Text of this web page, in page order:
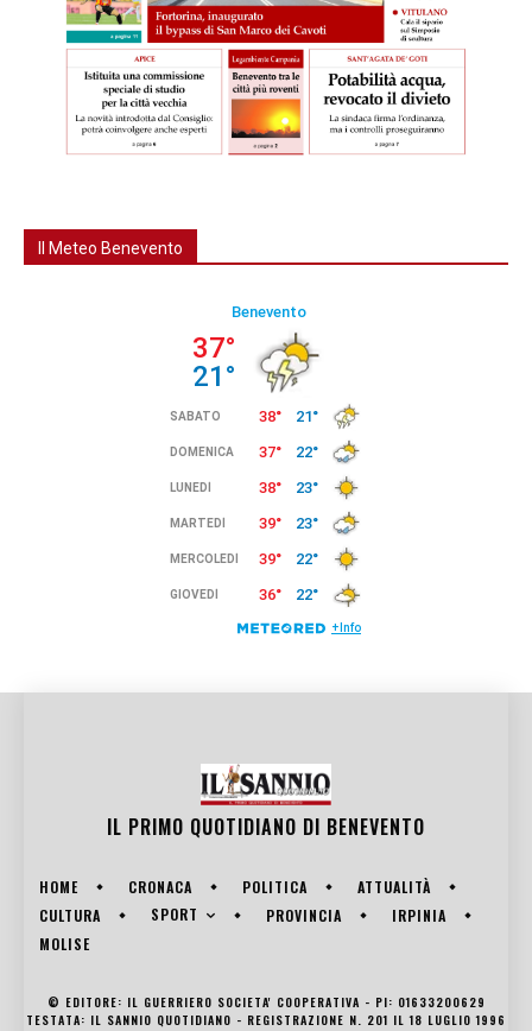
Il Meteo Benevento
IL PRIMO QUOTIDIANO DI BENEVENTO
HOME CRONACA POLITICA
ATTUALITÀ
CULTURA
SPORT PROVINCIA
IRPINIA
MOLISE
© EDITORE: IL GUERRIERO SOCIETA' COOPERATIVA - PI: 01633200629
TESTATA: IL SANNIO QUOTIDIANO - REGISTRAZIONE N. 201 IL 18 LUGLIO 1996